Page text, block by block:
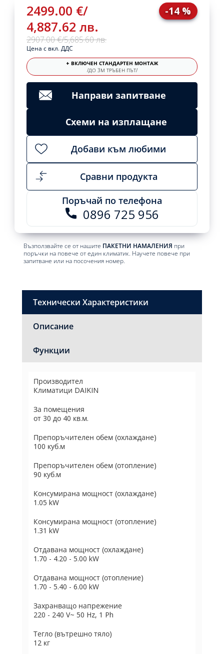
2499.00 €/
4,887.62 лв.
2907.00 €/5,685.60 лв.
-14 %
Цена с вкл. ДДС
+ ВКЛЮЧЕН СТАНДАРТЕН МОНТАЖ
/ДО 3М ТРЪБЕН ПЪТ/
Направи запитване
Схеми на изплащане
Добави към любими
Сравни продукта
Поръчай по телефона
0896 725 956
Възползвайте се от нашите ПАКЕТНИ НАМАЛЕНИЯ при
поръчки на повече от един климатик. Научете повече при
запитване или на посочения номер.
Технически Характеристики
Описание
Функции
Производител
Климатици DAIKIN
За помещения
от 30 до 40 кв.м.
Препоръчителен обем (охлаждане)
100 куб.м
Препоръчителен обем (отопление)
90 куб.м
Консумирана мощност (охлаждане)
1.05 kW
Консумирана мощност (отопление)
1.31 kW
Отдавана мощност (охлаждане)
1.70 - 4.20 - 5.00 kW
Отдавана мощност (отопление)
1.70 - 5.40 - 6.00 kW
Захранващо напрежение
220 - 240 V~ 50 Hz, 1 Ph
Тегло (вътрешно тяло)
12 кг